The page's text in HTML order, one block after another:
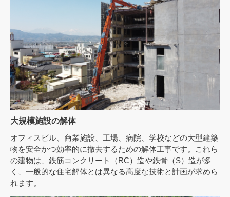
大規模施設の解体
オフィスビル、商業施設、工場、病院、学校などの大型建築
物を安全かつ効率的に撤去するための解体工事です。これら
の建物は、鉄筋コンクリート（RC）造や鉄骨（S）造が多
く、一般的な住宅解体とは異なる高度な技術と計画が求めら
れます。